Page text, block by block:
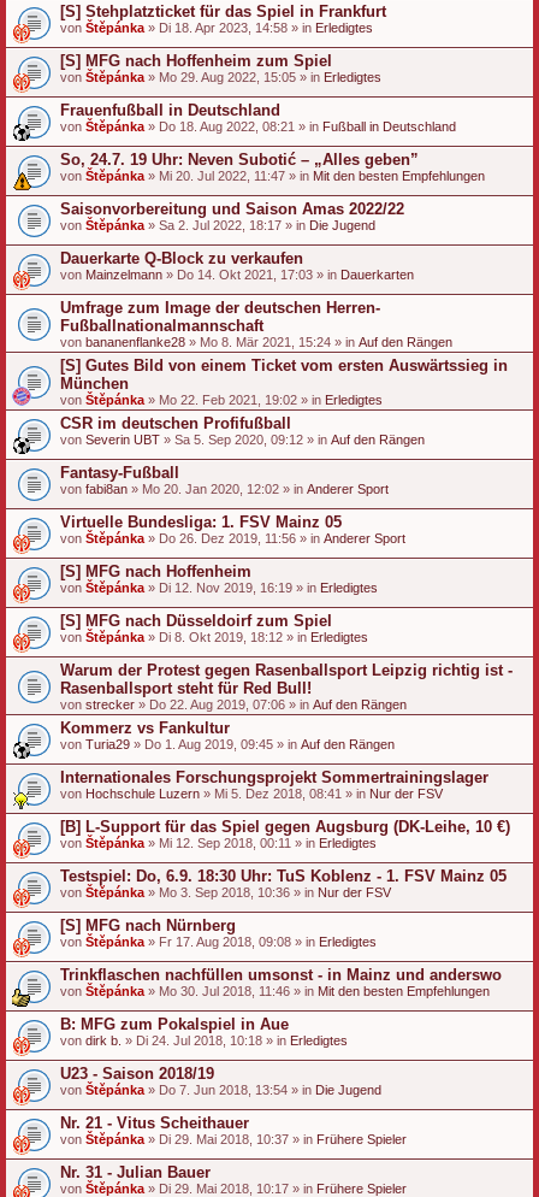
[S] Stehplatzticket für das Spiel in Frankfurt
von Štěpánka » Di 18. Apr 2023, 14:58 » in Erledigtes
[S] MFG nach Hoffenheim zum Spiel
von Štěpánka » Mo 29. Aug 2022, 15:05 » in Erledigtes
Frauenfußball in Deutschland
von Štěpánka » Do 18. Aug 2022, 08:21 » in Fußball in Deutschland
So, 24.7. 19 Uhr: Neven Subotić – „Alles geben”
von Štěpánka » Mi 20. Jul 2022, 11:47 » in Mit den besten Empfehlungen
Saisonvorbereitung und Saison Amas 2022/22
von Štěpánka » Sa 2. Jul 2022, 18:17 » in Die Jugend
Dauerkarte Q-Block zu verkaufen
von Mainzelmann » Do 14. Okt 2021, 17:03 » in Dauerkarten
Umfrage zum Image der deutschen Herren-
Fußballnationalmannschaft
von bananenflanke28 » Mo 8. Mär 2021, 15:24 » in Auf den Rängen
[S] Gutes Bild von einem Ticket vom ersten Auswärtssieg in
München
von Štěpánka » Mo 22. Feb 2021, 19:02 » in Erledigtes
CSR im deutschen Profifußball
von Severin UBT » Sa 5. Sep 2020, 09:12 » in Auf den Rängen
Fantasy-Fußball
von fabi8an » Mo 20. Jan 2020, 12:02 » in Anderer Sport
Virtuelle Bundesliga: 1. FSV Mainz 05
von Štěpánka » Do 26. Dez 2019, 11:56 » in Anderer Sport
[S] MFG nach Hoffenheim
von Štěpánka » Di 12. Nov 2019, 16:19 » in Erledigtes
[S] MFG nach Düsseldoirf zum Spiel
von Štěpánka » Di 8. Okt 2019, 18:12 » in Erledigtes
Warum der Protest gegen Rasenballsport Leipzig richtig ist -
Rasenballsport steht für Red Bull!
von strecker » Do 22. Aug 2019, 07:06 » in Auf den Rängen
Kommerz vs Fankultur
von Turia29 » Do 1. Aug 2019, 09:45 » in Auf den Rängen
Internationales Forschungsprojekt Sommertrainingslager
von Hochschule Luzern » Mi 5. Dez 2018, 08:41 » in Nur der FSV
[B] L-Support für das Spiel gegen Augsburg (DK-Leihe, 10 €)
von Štěpánka » Mi 12. Sep 2018, 00:11 » in Erledigtes
Testspiel: Do, 6.9. 18:30 Uhr: TuS Koblenz - 1. FSV Mainz 05
von Štěpánka » Mo 3. Sep 2018, 10:36 » in Nur der FSV
[S] MFG nach Nürnberg
von Štěpánka » Fr 17. Aug 2018, 09:08 » in Erledigtes
Trinkflaschen nachfüllen umsonst - in Mainz und anderswo
von Štěpánka » Mo 30. Jul 2018, 11:46 » in Mit den besten Empfehlungen
B: MFG zum Pokalspiel in Aue
von dirk b. » Di 24. Jul 2018, 10:18 » in Erledigtes
U23 - Saison 2018/19
von Štěpánka » Do 7. Jun 2018, 13:54 » in Die Jugend
Nr. 21 - Vitus Scheithauer
von Štěpánka » Di 29. Mai 2018, 10:37 » in Frühere Spieler
Nr. 31 - Julian Bauer
von Štěpánka » Di 29. Mai 2018, 10:17 » in Frühere Spieler